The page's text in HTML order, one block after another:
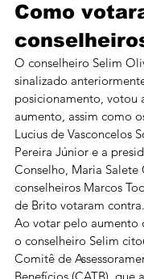
Como
O conselheiro Selim
sinalizado
posicionamento, votou
aumento, assim como
Lucius de Vasconcelos
Pereira Júnior e a
Conselho, Maria Salete
conselheiros Marcos
de Brito votaram contra.
Ao votar pelo aumento
o conselheiro Selim
Comitê de